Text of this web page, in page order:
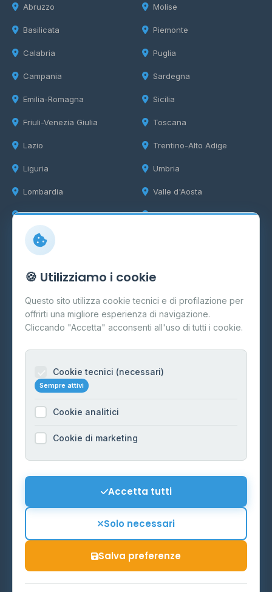
Abruzzo
Basilicata
Calabria
Campania
Emilia-Romagna
Friuli-Venezia Giulia
Lazio
Liguria
Lombardia
Marche
Molise
Piemonte
Puglia
Sardegna
Sicilia
Toscana
Trentino-Alto Adige
Umbria
Valle d'Aosta
Veneto
Info
Cos'è il GPL
FAQ
Contatti
Informazioni legali
Cookie Policy
Preferenze Cookie
Mappa del sito
🍪 Utilizziamo i cookie
Questo sito utilizza cookie tecnici e di profilazione per
offrirti una migliore esperienza di navigazione.
Cliccando "Accetta" acconsenti all'uso di tutti i cookie.
Cookie tecnici (necessari)
Sempre attivi
Cookie analitici
Cookie di marketing
Accetta tutti
Solo necessari
Salva preferenze